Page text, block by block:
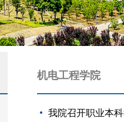
机电工程学院
我院召开职业本